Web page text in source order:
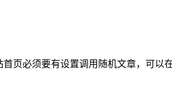
页必须要有设置调用随机文章，可